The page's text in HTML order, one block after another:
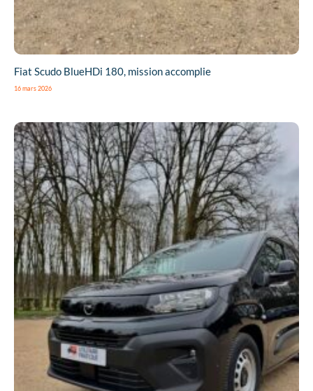
Fiat Scudo BlueHDi 180, mission accomplie
16 mars 2026